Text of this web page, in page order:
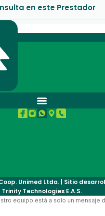
en este Prestador
Unimed Ltda. | Sitio
Trinity Technologies E.A.S.
equipo está a solo un mensaje